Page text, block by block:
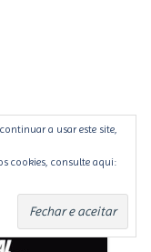
a usar este site,
cookies, consulte aqui: